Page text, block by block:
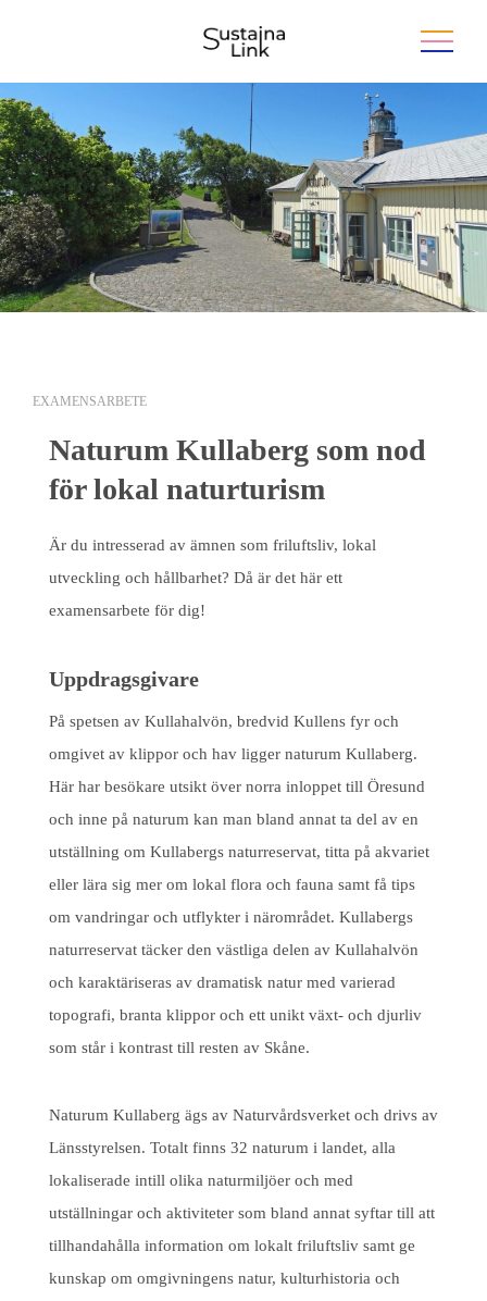
EXAMENSARBETE
Naturum Kullaberg som nod
för lokal naturturism
Är du intresserad av ämnen som friluftsliv, lokal
utveckling och hållbarhet? Då är det här ett
examensarbete för dig!
Uppdragsgivare
På spetsen av Kullahalvön, bredvid Kullens fyr och
omgivet av klippor och hav ligger naturum Kullaberg.
Här har besökare utsikt över norra inloppet till Öresund
och inne på naturum kan man bland annat ta del av en
utställning om Kullabergs naturreservat, titta på akvariet
eller lära sig mer om lokal flora och fauna samt få tips
om vandringar och utflykter i närområdet. Kullabergs
naturreservat täcker den västliga delen av Kullahalvön
och karaktäriseras av dramatisk natur med varierad
topografi, branta klippor och ett unikt växt- och djurliv
som står i kontrast till resten av Skåne.
Naturum Kullaberg ägs av Naturvårdsverket och drivs av
Länsstyrelsen. Totalt finns 32 naturum i landet, alla
lokaliserade intill olika naturmiljöer och med
utställningar och aktiviteter som bland annat syftar till att
tillhandahålla information om lokalt friluftsliv samt ge
kunskap om omgivningens natur, kulturhistoria och